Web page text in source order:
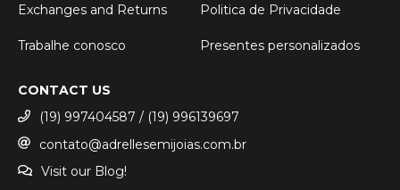
Exchanges and Returns Politica de Privacidade
Trabalhe conosco Presentes personalizados
CONTACT US
(19) 997404587 / (19) 996139697
contato@adrellesemijoias.com.br
Visit our Blog!